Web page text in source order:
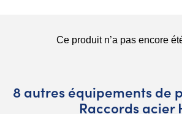
8 autres équipements de
Raccords acier